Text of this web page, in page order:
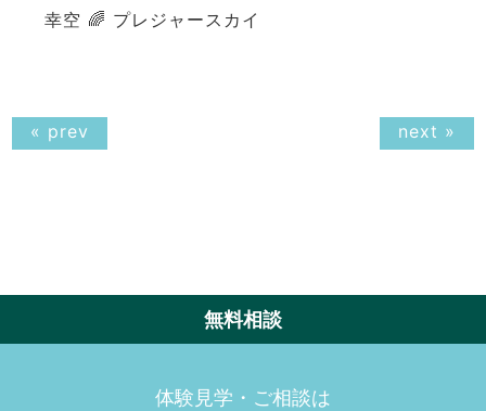
幸空 🌈 プレジャースカイ
« prev next »
無料相談
体験見学・ご相談は